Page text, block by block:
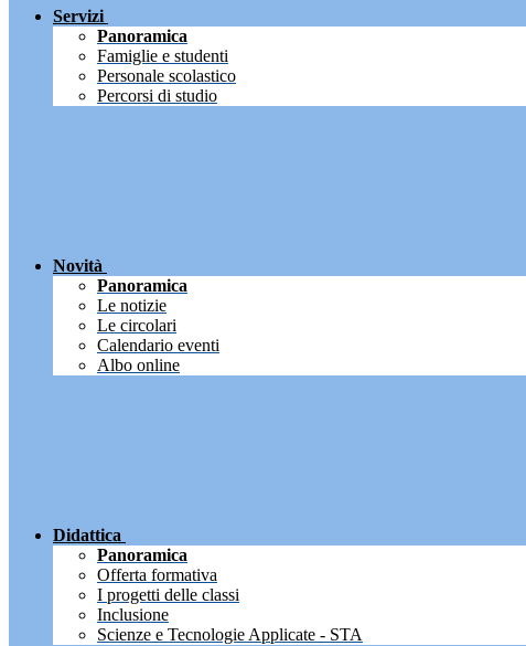
Servizi
Panoramica
Famiglie e studenti
Personale scolastico
Percorsi di studio
Novità
Panoramica
Le notizie
Le circolari
Calendario eventi
Albo online
Didattica
Panoramica
Offerta formativa
I progetti delle classi
Inclusione
Scienze e Tecnologie Applicate - STA